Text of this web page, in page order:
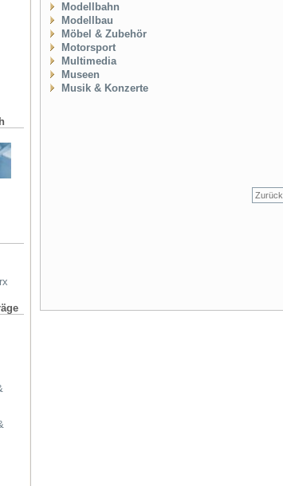
Modellbahn
Modellbau
Möbel & Zubehör
Motorsport
Multimedia
Museen
Musik & Konzerte
Zurück